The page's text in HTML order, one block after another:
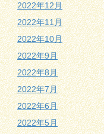
2022年12月
2022年11月
2022年10月
2022年9月
2022年8月
2022年7月
2022年6月
2022年5月